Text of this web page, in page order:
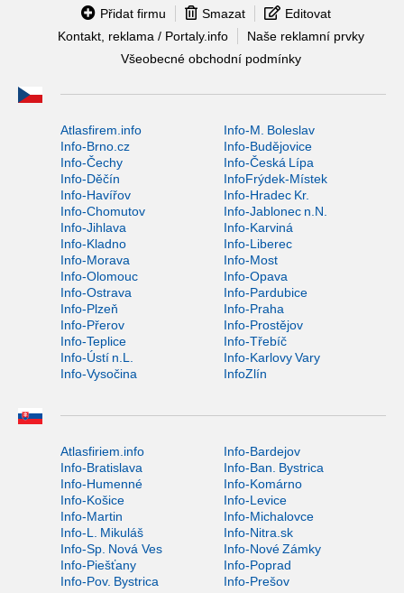
Přidat firmu Smazat
Editovat
Kontakt, reklama / Portaly.info
Naše reklamní prvky
Všeobecné obchodní podmínky
Atlasfirem.info
Info-M. Boleslav
Info-Brno.cz
Info-Budějovice
Info-Čechy
Info-Česká Lípa
Info-Děčín
InfoFrýdek-Místek
Info-Havířov
Info-Hradec Kr.
Info-Chomutov
Info-Jablonec n.N.
Info-Jihlava
Info-Karviná
Info-Kladno
Info-Liberec
Info-Morava
Info-Most
Info-Olomouc
Info-Opava
Info-Ostrava
Info-Pardubice
Info-Plzeň
Info-Praha
Info-Přerov
Info-Prostějov
Info-Teplice
Info-Třebíč
Info-Ústí n.L.
Info-Karlovy Vary
Info-Vysočina
InfoZlín
Atlasfiriem.info
Info-Bardejov
Info-Bratislava
Info-Ban. Bystrica
Info-Humenné
Info-Komárno
Info-Košice
Info-Levice
Info-Martin
Info-Michalovce
Info-L. Mikuláš
Info-Nitra.sk
Info-Sp. Nová Ves
Info-Nové Zámky
Info-Piešťany
Info-Poprad
Info-Pov. Bystrica
Info-Prešov